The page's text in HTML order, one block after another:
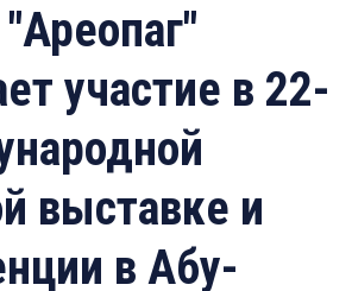
участие в 22-
выставке и
в Абу-